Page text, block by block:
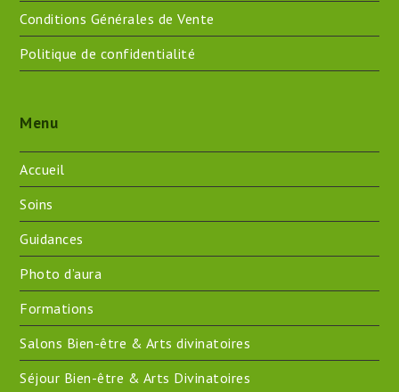
Conditions Générales de Vente
Politique de confidentialité
Menu
Accueil
Soins
Guidances
Photo d’aura
Formations
Salons Bien-être & Arts divinatoires
Séjour Bien-être & Arts Divinatoires